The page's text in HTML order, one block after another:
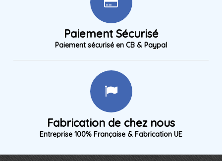
Paiement Sécurisé
Paiement sécurisé en CB & Paypal
Fabrication de chez nous
Entreprise 100% Française & Fabrication UE